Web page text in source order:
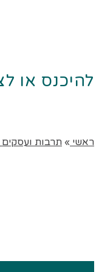
להיכנס או
ראשי » תרבות ועסקים